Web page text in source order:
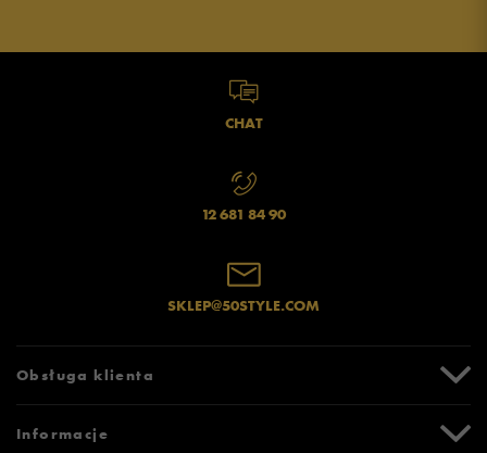
CHAT
12 681 84 90
SKLEP@50STYLE.COM
Obsługa klienta
Zwroty i reklamacje
Informacje